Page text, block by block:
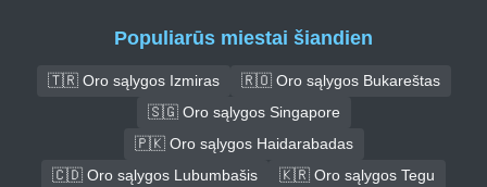
Populiarūs miestai šiandien
🇹🇷 Oro sąlygos Izmiras
🇷🇴 Oro sąlygos Bukareštas
🇸🇬 Oro sąlygos Singapore
🇵🇰 Oro sąlygos Haidarabadas
🇨🇩 Oro sąlygos Lubumbašis
🇰🇷 Oro sąlygos Tegu